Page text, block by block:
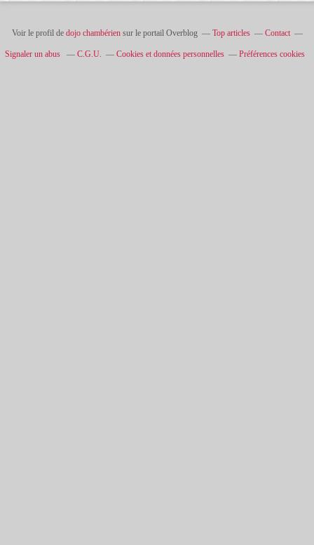
Voir le profil de dojo chambériensur le portail Overblog Top articles Contact
Signaler un abus C.G.U. Cookies et données personnelles Préférences cookies